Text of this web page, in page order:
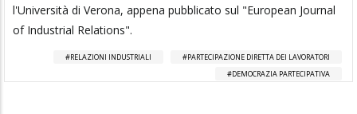
l'Università di Verona, appena pubblicato sul "European Journal
of Industrial Relations".
RELAZIONI INDUSTRIALI
PARTECIPAZIONE DIRETTA DEI LAVORATORI
DEMOCRAZIA PARTECIPATIVA